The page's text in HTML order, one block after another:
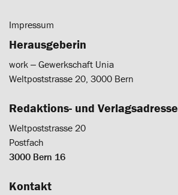
Impressum
Herausgeberin
work ‒ Gewerkschaft Unia
Weltpoststrasse 20, 3000 Bern
Redaktions- und Verlagsadresse
Weltpoststrasse 20
Postfach
3000 Bern 16
Kontakt